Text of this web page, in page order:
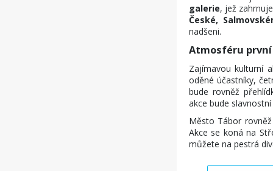
galerie, jež
České,
nadšeni.
Atmosféru
Zajímavou kulturní
oděné účastníky,
bude rovněž
akce bude
Město Tábor
Akce se koná na
můžete na pestrá